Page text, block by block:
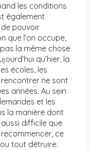
les conditions
également
pouvoir
que l’on occupe,
la même chose
qu’hier, la
écoles, les
ne sont
années. Au sein
et les
la manière dont
difficile que
ce
tout détruire.